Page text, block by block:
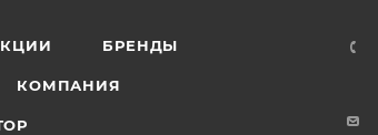
БРЕНДЫ
КОМПАНИЯ